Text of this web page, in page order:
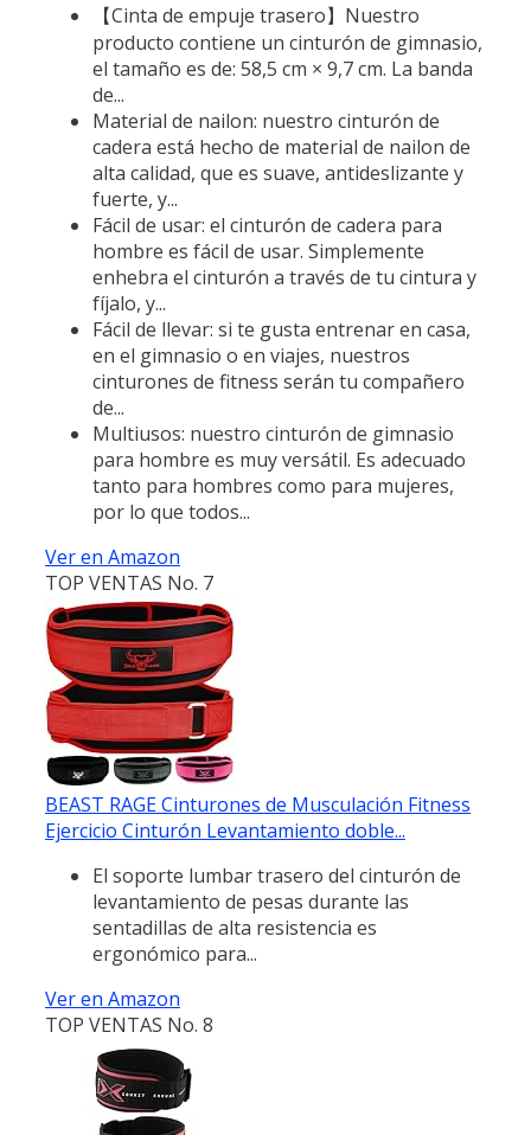
【Cinta de empuje trasero】Nuestro
producto contiene un cinturón de gimnasio,
el tamaño es de: 58,5 cm × 9,7 cm. La banda
de...
Material de nailon: nuestro cinturón de
cadera está hecho de material de nailon de
alta calidad, que es suave, antideslizante y
fuerte, y...
Fácil de usar: el cinturón de cadera para
hombre es fácil de usar. Simplemente
enhebra el cinturón a través de tu cintura y
fíjalo, y...
Fácil de llevar: si te gusta entrenar en casa,
en el gimnasio o en viajes, nuestros
cinturones de fitness serán tu compañero
de...
Multiusos: nuestro cinturón de gimnasio
para hombre es muy versátil. Es adecuado
tanto para hombres como para mujeres,
por lo que todos...
Ver en Amazon
TOP VENTAS No. 7
BEAST RAGE Cinturones de Musculación Fitness
Ejercicio Cinturón Levantamiento doble...
El soporte lumbar trasero del cinturón de
levantamiento de pesas durante las
sentadillas de alta resistencia es
ergonómico para...
Ver en Amazon
TOP VENTAS No. 8